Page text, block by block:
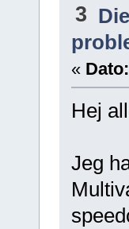
3
« Dato:
Hej
Jeg